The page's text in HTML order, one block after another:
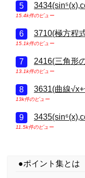
15.4k件のビュー
3710(極方程
15.1k件のビュー
2416(三角形
13.1k件のビュー
3631(曲線
13k件のビュー
11.5k件のビュー
●ポイント集とは